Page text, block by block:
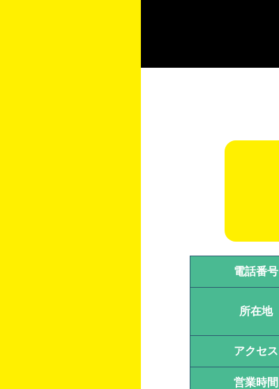
電話番号
所在地
アクセス
営業時間